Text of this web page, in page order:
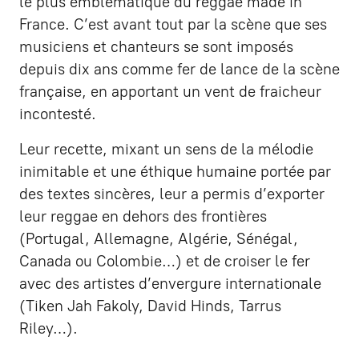
France. C’est avant tout par la scène que ses
musiciens et chanteurs se sont imposés
depuis dix ans comme fer de lance de la scène
française, en apportant un vent de fraicheur
incontesté.
Leur recette, mixant un sens de la mélodie
inimitable et une éthique humaine portée par
des textes sincères, leur a permis d’exporter
leur reggae en dehors des frontières
(Portugal, Allemagne, Algérie, Sénégal,
Canada ou Colombie…) et de croiser le fer
avec des artistes d’envergure internationale
(Tiken Jah Fakoly, David Hinds, Tarrus
Riley…).